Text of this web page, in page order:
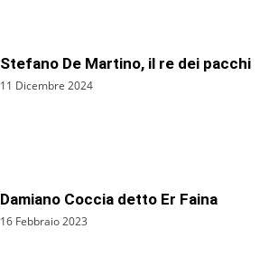
Stefano De Martino, il re dei pacchi
11 Dicembre 2024
Damiano Coccia detto Er Faina
16 Febbraio 2023